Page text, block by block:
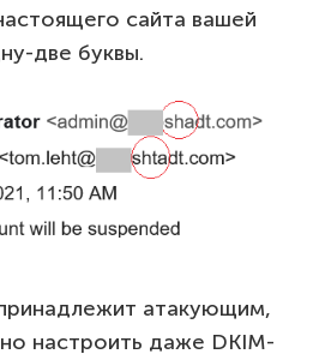
сайта вашей
две буквы.
атакующим,
настроить даже DKIM-